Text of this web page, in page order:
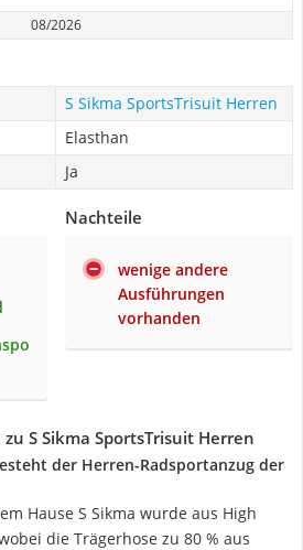
08/2026
S Sikma SportsTrisuit Herren
Elasthan
Ja
Nachteile
wenige andere
Ausführungen
vorhanden
S Sikma SportsTrisuit Herren
der Herren-Radsportanzug der
Hause S Sikma wurde aus High
die Trägerhose zu 80 % aus